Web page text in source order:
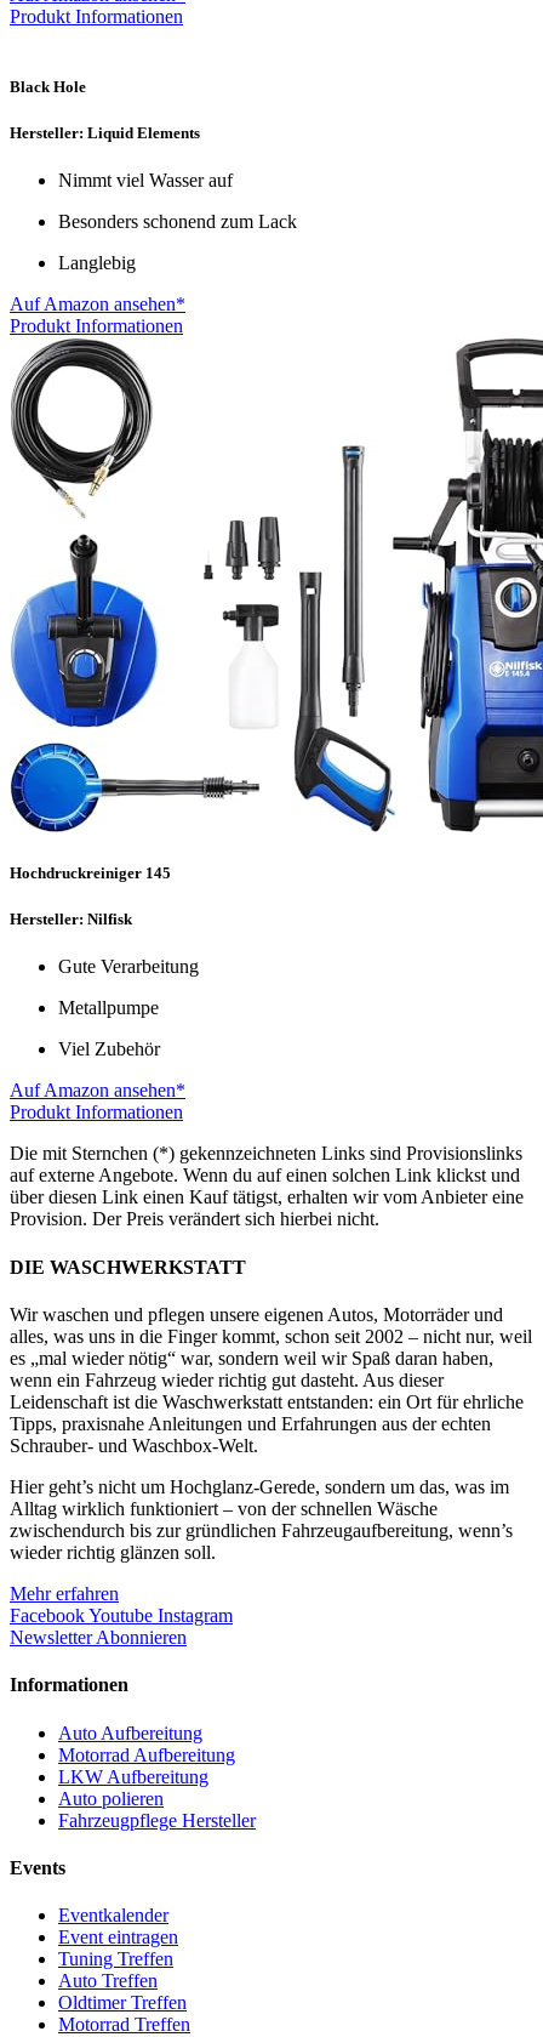
Produkt Informationen
Black Hole
Hersteller: Liquid Elements
Nimmt viel Wasser auf
Besonders schonend zum Lack
Langlebig
Auf Amazon ansehen*
Produkt Informationen
Hochdruckreiniger 145
Hersteller: Nilfisk
Gute Verarbeitung
Metallpumpe
Viel Zubehör
Auf Amazon ansehen*
Produkt Informationen
Die mit Sternchen (*) gekennzeichneten Links sind Provisionslinks
auf externe Angebote. Wenn du auf einen solchen Link klickst und
über diesen Link einen Kauf tätigst, erhalten wir vom Anbieter eine
Provision. Der Preis verändert sich hierbei nicht.
DIE WASCHWERKSTATT
Wir waschen und pflegen unsere eigenen Autos, Motorräder und
alles, was uns in die Finger kommt, schon seit 2002 – nicht nur, weil
es „mal wieder nötig“ war, sondern weil wir Spaß daran haben,
wenn ein Fahrzeug wieder richtig gut dasteht. Aus dieser
Leidenschaft ist die Waschwerkstatt entstanden: ein Ort für ehrliche
Tipps, praxisnahe Anleitungen und Erfahrungen aus der echten
Schrauber- und Waschbox-Welt.
Hier geht’s nicht um Hochglanz-Gerede, sondern um das, was im
Alltag wirklich funktioniert – von der schnellen Wäsche
zwischendurch bis zur gründlichen Fahrzeugaufbereitung, wenn’s
wieder richtig glänzen soll.
Mehr erfahren
FacebookYoutube Instagram
Newsletter Abonnieren
Informationen
Auto Aufbereitung
Motorrad Aufbereitung
LKW Aufbereitung
Auto polieren
Fahrzeugpflege Hersteller
Events
Eventkalender
Event eintragen
Tuning Treffen
Auto Treffen
Oldtimer Treffen
Motorrad Treffen